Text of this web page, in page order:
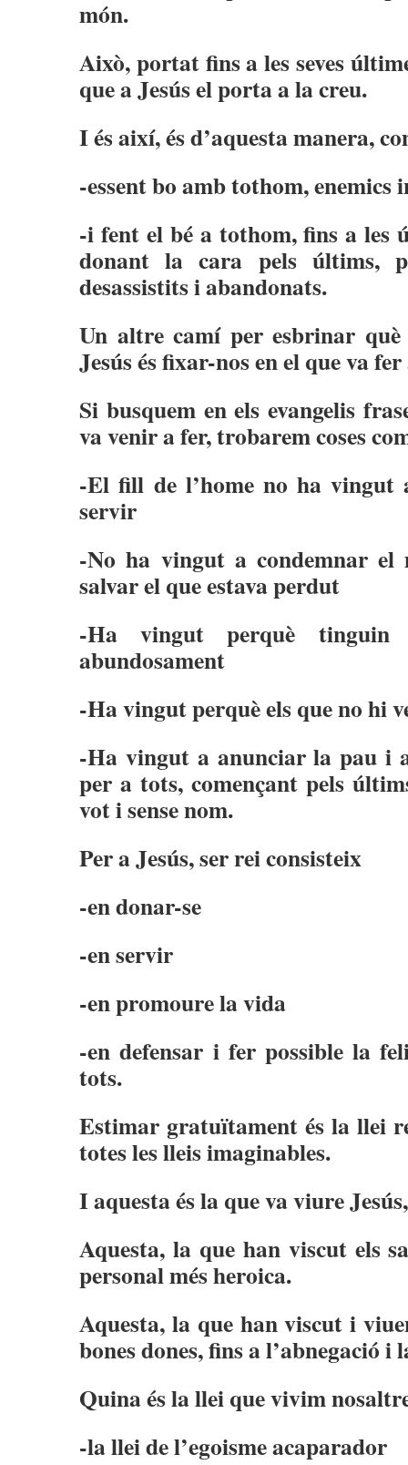
món.
Això, portat fins a les seves
que a Jesús el porta a la creu.
I és així, és d’aquesta manera,
-essent bo amb tothom, enemics
-i fent el bé a tothom, fins a les
donant la cara pels últims,
desassistits i abandonats.
Un altre camí per esbrinar
Jesús és fixar-nos en el que va
Si busquem en els evangelis
va venir a fer, trobarem coses
-El fill de l’home no ha vingut
servir
-No ha vingut a condemnar
salvar el que estava perdut
-Ha vingut perquè
abundosament
-Ha vingut perquè els que no hi
-Ha vingut a anunciar la pau i
per a tots, començant pels
vot i sense nom.
Per a Jesús, ser rei consisteix
-en donar-se
-en servir
-en promoure la vida
-en defensar i fer possible la
tots.
Estimar gratuïtament és la llei
totes les lleis imaginables.
I aquesta és la que va viure
Aquesta, la que han viscut els
personal més heroica.
Aquesta, la que han viscut i
bones dones, fins a l’abnegació
Quina és la llei que vivim
-la llei de l’egoisme acaparador